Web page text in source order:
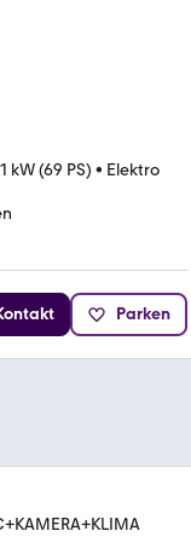
kW (69 PS) • Elektro
Parken